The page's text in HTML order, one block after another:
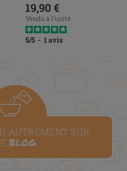
d'étiquettes
Prix
19,90 €
Vendu à l'unité
5/5 - 1avis
AUTREMENT SUR
BLOG